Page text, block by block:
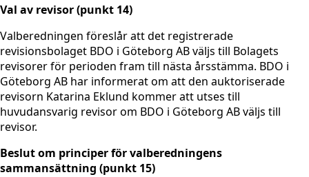
Val av revisor (punkt 14)
Valberedningen föreslår att det registrerade
revisionsbolaget BDO i Göteborg AB väljs till Bolagets
revisorer för perioden fram till nästa årsstämma. BDO i
Göteborg AB har informerat om att den auktoriserade
revisorn Katarina Eklund kommer att utses till
huvudansvarig revisor om BDO i Göteborg AB väljs till
revisor.
Beslut om principer för valberedningens
sammansättning (punkt 15)